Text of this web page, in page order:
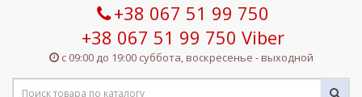
+38 067 51 99 750
+38 067 51 99 750 Viber
с 09:00 до 19:00 суббота, воскресенье - выходной